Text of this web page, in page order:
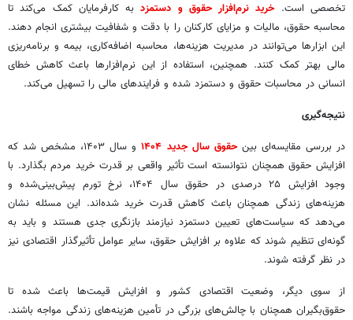
تخصصی است.خرید نرم‌افزار حقوق و دستمزدبه کارفرمایان کمک می‌کند تا
محاسبه حقوق، مالیات و مزایای کارکنان را با دقت و شفافیت بیشتری انجام دهند.
این ابزارها می‌توانند در مدیریت هزینه‌ها، محاسبه اضافه‌کاری، بیمه و برنامه‌ریزی
مالی بهتر کمک کنند. همچنین، استفاده از این نرم‌افزارها باعث کاهش خطای
انسانی در محاسبات حقوق و دستمزد شده و فرایندهای مالی را تسهیل می‌کند.
نتیجه‌گیری
در بررسی مقایسه‌ای بینحقوق سال جدید ۱۴۰۴
و سال ۱۴۰۳، مشخص شد که
افزایش حقوق همچنان نتوانسته است تأثیر واقعی بر قدرت خرید مردم بگذارد. با
وجود افزایش ۲۵ درصدی در حقوق سال ۱۴۰۴، نرخ تورم پیش‌بینی‌شده و
هزینه‌های زندگی همچنان باعث کاهش قدرت خرید شده‌اند. این مسئله نشان
می‌دهد که سیاست‌های تعیین دستمزد نیازمند بازنگری جدی هستند و باید به
گونه‌ای تنظیم شوند که علاوه بر افزایش حقوق، سایر عوامل تأثیرگذار اقتصادی نیز
در نظر گرفته شوند.
از سوی دیگر، وضعیت اقتصادی کشور و افزایش قیمت‌ها باعث شده تا
حقوق‌بگیران همچنان با چالش‌های بزرگی در تأمین هزینه‌های زندگی مواجه باشند.